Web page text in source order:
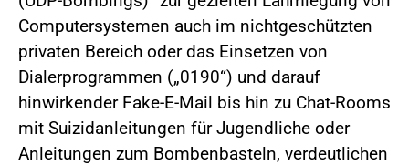
Computersystemen auch im nichtgeschützten
privaten Bereich oder das Einsetzen von
Dialerprogrammen („0190“) und darauf
hinwirkender Fake-E-Mail bis hin zu Chat-Rooms
mit Suizidanleitungen für Jugendliche oder
Anleitungen zum Bombenbasteln, verdeutlichen